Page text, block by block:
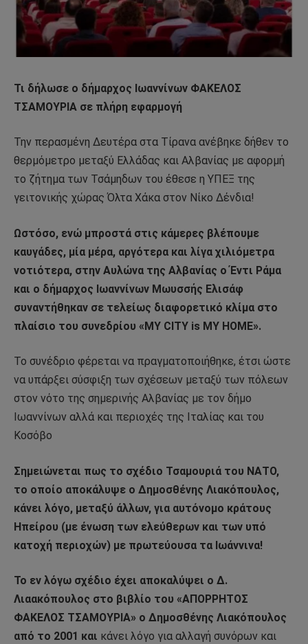
Τι δήλωσε ο δήμαρχος Ιωαννίνων ΦΑΚΕΛΟΣ
ΤΣΑΜΟΥΡΙΑ σε πλήρη εφαρμογή
Την περασμένη Δευτέρα στα Τίρανα ανέβηκε δήθεν το
θερμόμετρο μεταξύ Ελλάδας και Αλβανίας με αφορμή
το ζήτημα των Τσάμηδων του έθεσε η ΥΠΕΞ της
γειτονικής χώρας Όλτα Χάκα στον Νίκο Δένδια!
Ωστόσο, ενώ μπροστά στις κάμερες βλέπουμε
καυγάδες, μία μέρα, αργότερα και λίγα χιλιόμετρα
νοτιότερα, στην Αυλώνα της Αλβανίας ο Έντι Ράμα
και ο δήμαρχος Ιωαννίνων Μωυσσής Ελισάφ
συναντήθηκαν σε τελείως διαφορετικό κλίμα στο
πλαίσιο του συνεδρίου «MY CITY is MY HOME».
Το συνέδριο φέρεται να πραγματοποιήθηκε, έτσι ώστε
να υπάρξει σύσφιξη των σχέσεων μεταξύ των πόλεων
στον νότο της σημερινής Αλβανίας με τον δήμο
Ιωαννίνων αλλά και περιοχές της Ιταλίας και του
Κοσόβο
Σημειώνεται πως το σχέδιο Τσαμουριά του ΝΑΤΟ,
το οποίο αποκάλυψε ο Δημοσθένης Λιακόπουλος,
κάνει λόγο, μεταξύ άλλων, για αυτόνομο κράτους
Ηπείρου (με ένωση των ελεύθερων και των υπό
κατοχή περιοχών) με πρωτεύουσα τα Ιωάννινα!
Το εν λόγω σχέδιο έχει αποκαλύψει ο Δ.
Λιαακόπουλος στο βιβλίο του «ΑΠΟΡΡΗΤΟΣ
ΦΑΚΕΛΟΣ ΤΣΑΜΟΥΡΙΑ» ο Δημοσθένης Λιακόπουλος
από το 2001 και κάνει λόγο για αλλαγή συνόρων και